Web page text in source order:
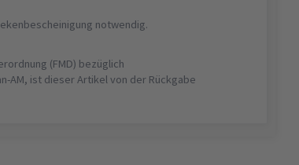
notwendig.
(FMD) bezüglich
AM, ist dieser Artikel von der Rückgabe